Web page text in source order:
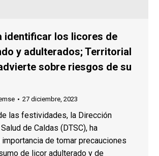
identificar los licores de
y adulterados; Territorial
sobre riesgos de su
27 diciembre, 2023
las festividades, la Dirección
de Caldas (DTSC), ha
de tomar precauciones
de licor adulterado y de